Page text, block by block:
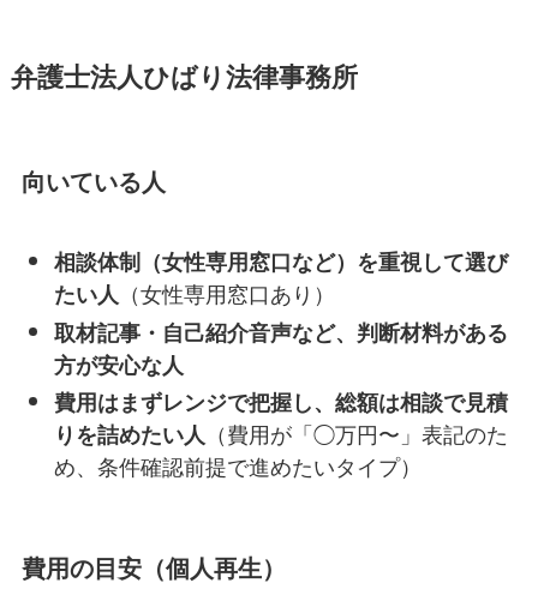
弁護士法人ひばり法律事務所
向いている人
相談体制（女性専用窓口など）を重視して選び
たい人 （女性専用窓口あり）
取材記事・自己紹介音声など、判断材料がある
方が安心な人
費用はまずレンジで把握し、総額は相談で見積
りを詰めたい人 （費用が「◯万円〜」表記のた
め、条件確認前提で進めたいタイプ）
費用の目安（個人再生）